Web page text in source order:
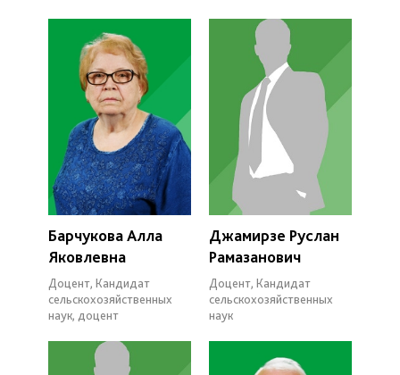
Барчукова Алла
Яковлевна
Доцент, Кандидат
сельскохозяйственных
наук, доцент
Джамирзе Руслан
Рамазанович
Доцент, Кандидат
сельскохозяйственных
наук